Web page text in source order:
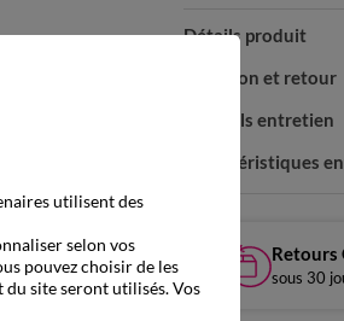
Détails produit
Livraison et retour
Conseils entretien
Caractéristiques
Retours
sous 30
utilisent des
selon vos
pouvez choisir de les
du site seront utilisés. Vos